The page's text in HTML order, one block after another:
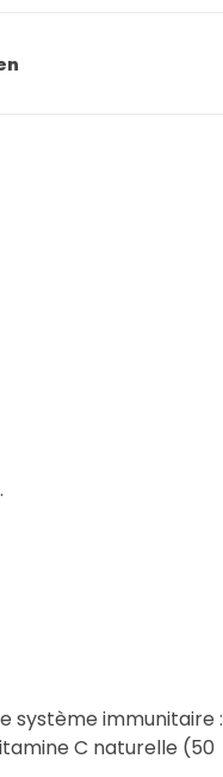
système immunitaire :
C naturelle (50